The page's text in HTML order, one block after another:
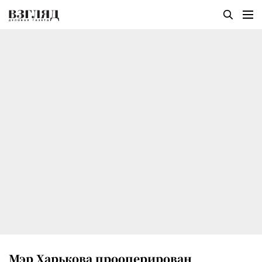
Мэр Харькова прооперирован